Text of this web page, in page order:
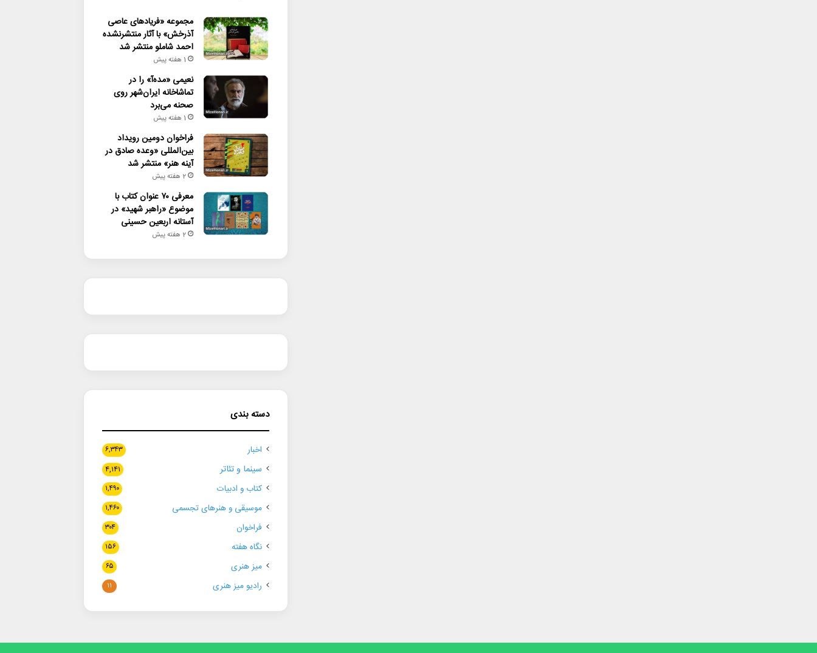
مجموعه «فریادهای عاصی
آذرخش» با آثار منتشرنشده
احمد شاملو منتشر شد
1 هفته پیش
نعیمی «مده‌آ» را در
تماشاخانه ایران‌شهر روی
صحنه می‌برد
1 هفته پیش
فراخوان دومین رویداد
بین‌المللی «وعده صادق در
آینه هنر» منتشر شد
2 هفته پیش
معرفی ۷۰ عنوان کتاب با
موضوع «راهبر شهید» در
آستانه اربعین حسینی
2 هفته پیش
دسته بندی
اخبار ۶,۳۴۳
سینما و تئاتر ۴,۱۴۱
کتاب و ادبیات ۱,۴۹۰
موسیقی و هنرهای تجسمی ۱,۴۶۰
فراخوان ۳۰۴
نگاه هفته ۱۵۶
میز هنری ۶۵
رادیو میز هنری ۱۱